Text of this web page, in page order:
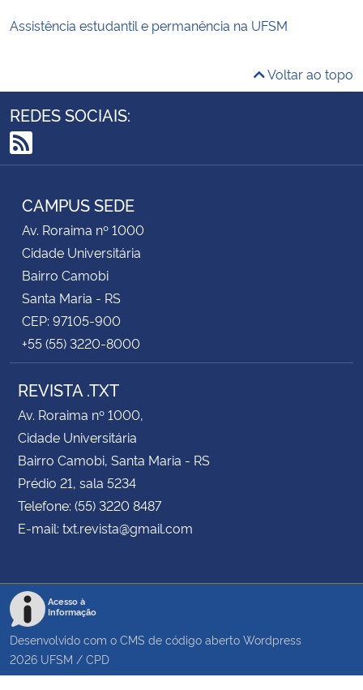
Assistência estudantil e permanência na UFSM
Voltar ao topo
REDES SOCIAIS:
RSS
CAMPUS SEDE
Av. Roraima nº 1000
Cidade Universitária
Bairro Camobi
Santa Maria - RS
CEP: 97105-900
+55 (55) 3220-8000
REVISTA .TXT
Av. Roraima nº 1000,
Cidade Universitária
Bairro Camobi, Santa Maria - RS
Prédio 21, sala 5234
Telefone: (55) 3220 8487
E-mail: txt.revista@gmail.com
Acesso à
Informação
Desenvolvido com o CMS de código aberto Wordpress
2026 UFSM / CPD